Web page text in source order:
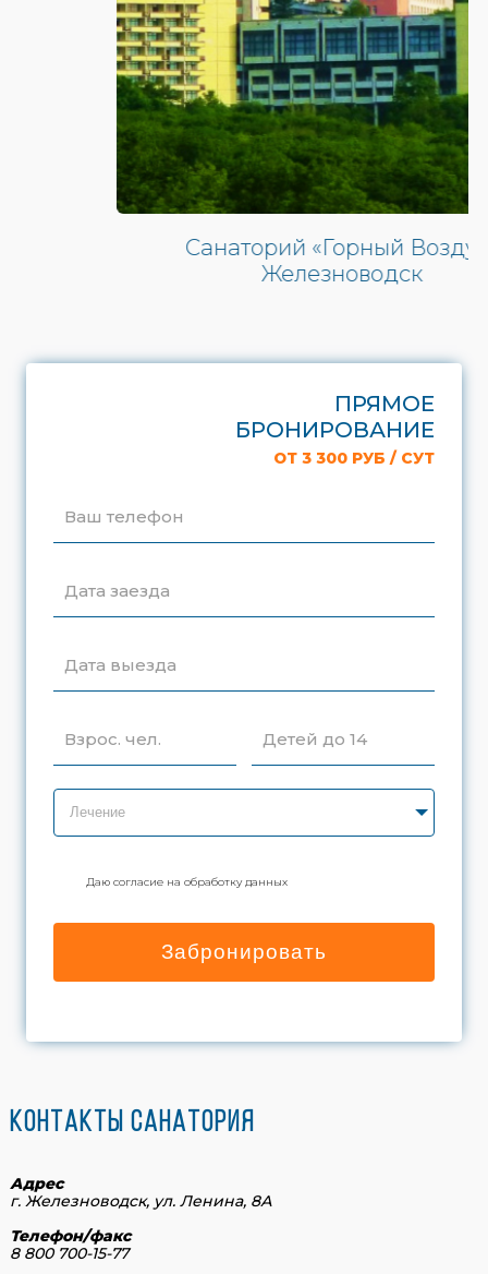
Санаторий «Горный Воздух»
Железноводск
ПРЯМОЕ
БРОНИРОВАНИЕ
ОТ 3 300 РУБ / СУТ
Ваш телефон
Дата заезда
Дата выезда
Взрос. чел. Детей до 14
Лечение
Даю согласие на обработку данных
Забронировать
Контакты санатория
Адрес
г. Железноводск, ул. Ленина, 8А
Телефон/факс
8 800 700-15-77